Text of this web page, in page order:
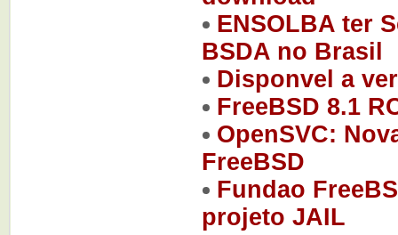
ENSOLBA ter
BSDA no Brasil
Disponvel a
FreeBSD 8.1
OpenSVC:
FreeBSD
Fundao
projeto JAIL